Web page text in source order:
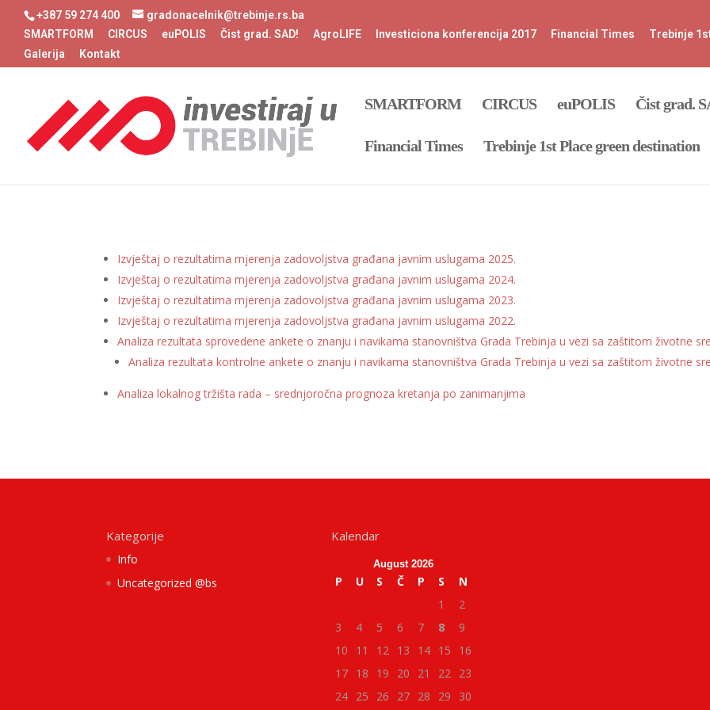
+387 59 274 400
gradonacelnik@trebinje.rs.ba
SMARTFORM
CIRCUS euPOLIS Čist grad. SAD! AgroLIFE Investiciona konferencija 2017 Financial Times Trebinje
Galerija
Kontakt
SMARTFORM CIRCUS euPOLIS Čist grad.
Financial Times Trebinje 1st Place green destination
Izvještaj o rezultatima mjerenja zadovoljstva građana javnim uslugama 2025.
Izvještaj o rezultatima mjerenja zadovoljstva građana javnim uslugama 2024.
Izvještaj o rezultatima mjerenja zadovoljstva građana javnim uslugama 2023.
Izvještaj o rezultatima mjerenja zadovoljstva građana javnim uslugama 2022.
Analiza rezultata sprovedene ankete o znanju i navikama stanovništva Grada Trebinja u vezi sa zaštitom životne
Analiza rezultata kontrolne ankete o znanju i navikama stanovništva Grada Trebinja u vezi sa zaštitom životne
Analiza lokalnog tržišta rada – srednjoročna prognoza kretanja po zanimanjima
Kategorije
Info
Uncategorized @bs
Kalendar
August 2026
P U S Č P S
N
1
2
3
4 5 6 7 8
9
10
11 12 13 14 15
16
17 18 19 20 21 22
23
24 25 26 27 28 29 30